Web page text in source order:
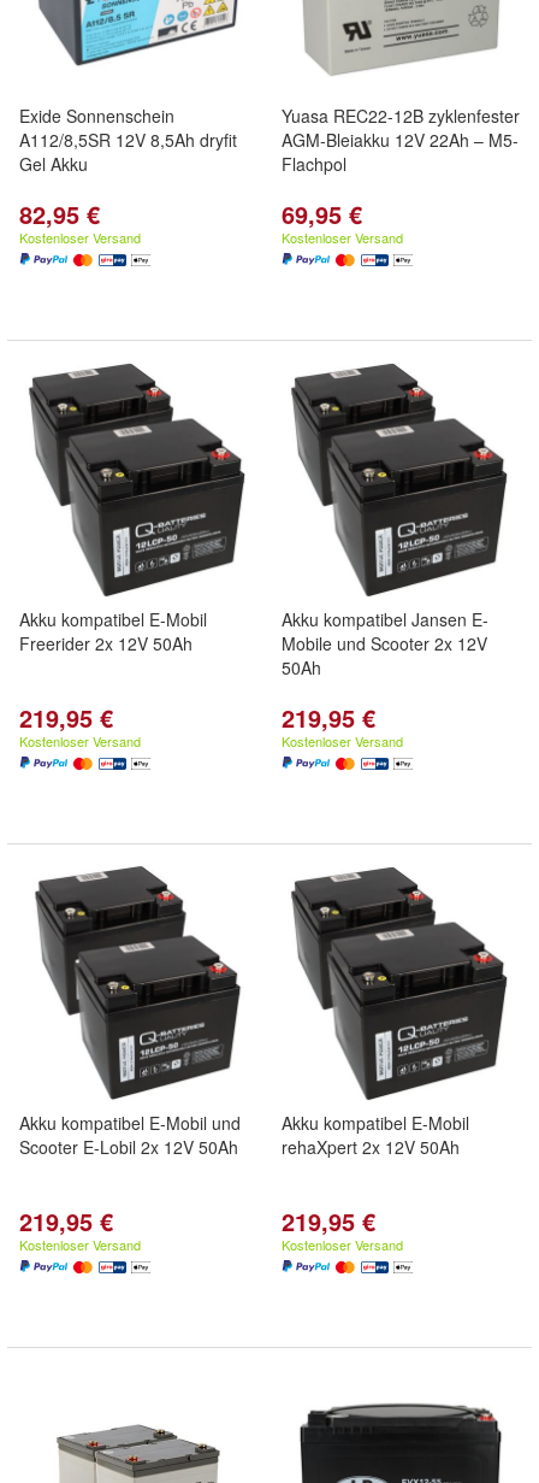
Exide Sonnenschein
A112/8,5SR 12V 8,5Ah dryfit
Gel Akku
82,95 €
Kostenloser Versand
Yuasa REC22-12B zyklenfester
AGM-Bleiakku 12V 22Ah – M5-
Flachpol
69,95 €
Kostenloser Versand
Akku kompatibel E-Mobil
Freerider 2x 12V 50Ah
219,95 €
Kostenloser Versand
Akku kompatibel Jansen E-
Mobile und Scooter 2x 12V
50Ah
219,95 €
Kostenloser Versand
Akku kompatibel E-Mobil und
Scooter E-Lobil 2x 12V 50Ah
219,95 €
Kostenloser Versand
Akku kompatibel E-Mobil
rehaXpert 2x 12V 50Ah
219,95 €
Kostenloser Versand